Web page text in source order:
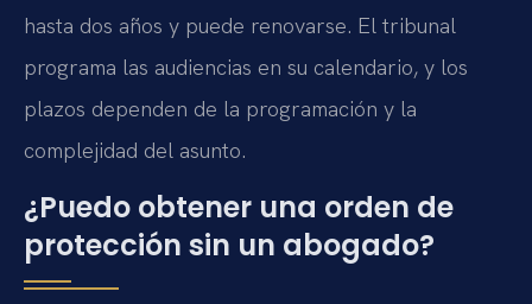
hasta dos años y puede renovarse. El tribunal
programa las audiencias en su calendario, y los
plazos dependen de la programación y la
complejidad del asunto.
¿Puedo obtener una orden de
protección sin un abogado?